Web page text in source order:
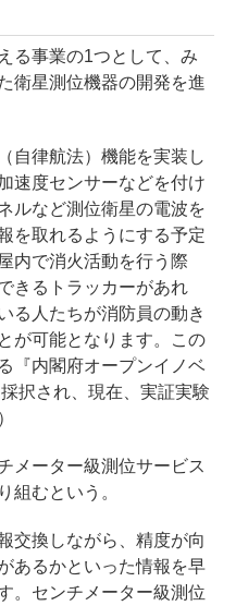
る事業の1つとして、み
衛星測位機器の開発を進
自律航法）機能を実装し
速度センサーなどを付け
ルなど測位衛星の電波を
を取れるようにする予定
内で消火活動を行う際
きるトラッカーがあれ
る人たちが消防員の動き
が可能となります。この
『内閣府オープンイノベ
択され、現在、実証実験
メーター級測位サービス
組むという。
交換しながら、精度が向
あるかといった情報を早
。センチメーター級測位